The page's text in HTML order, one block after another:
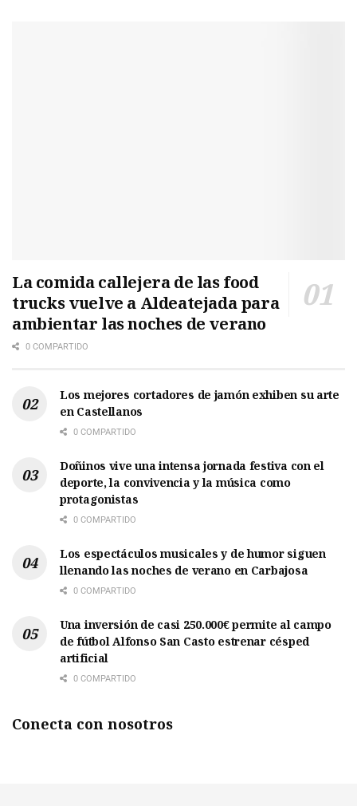
La comida callejera de las food
trucks vuelve a Aldeatejada para
ambientar las noches de verano
0 COMPARTIDO
Los mejores cortadores de jamón exhiben su arte
en Castellanos
0 COMPARTIDO
Doñinos vive una intensa jornada festiva con el
deporte, la convivencia y la música como
protagonistas
0 COMPARTIDO
Los espectáculos musicales y de humor siguen
llenando las noches de verano en Carbajosa
0 COMPARTIDO
Una inversión de casi 250.000€ permite al campo
de fútbol Alfonso San Casto estrenar césped
artificial
0 COMPARTIDO
Conecta con nosotros